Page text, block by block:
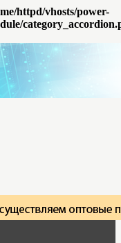
httpd/vhosts/power-